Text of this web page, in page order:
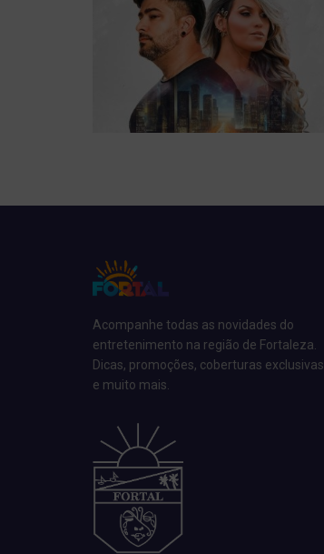
Acompanhe todas as novidades do
entretenimento na região de Fortaleza.
Dicas, promoções, coberturas exclusivas
e muito mais.